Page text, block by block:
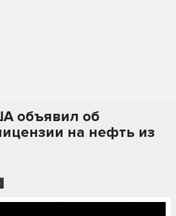
объявил об
на нефть из